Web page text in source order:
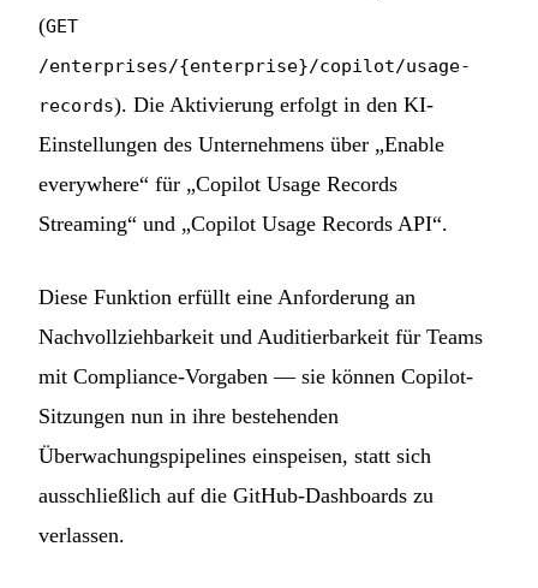
(GET
/enterprises/{enterprise}/copilot/usage-
records). Die Aktivierung erfolgt in den KI-
Einstellungen des Unternehmens über „Enable
everywhere“ für „Copilot Usage Records
Streaming“ und „Copilot Usage Records API“.
Diese Funktion erfüllt eine Anforderung an
Nachvollziehbarkeit und Auditierbarkeit für Teams
mit Compliance-Vorgaben — sie können Copilot-
Sitzungen nun in ihre bestehenden
Überwachungspipelines einspeisen, statt sich
ausschließlich auf die GitHub-Dashboards zu
verlassen.